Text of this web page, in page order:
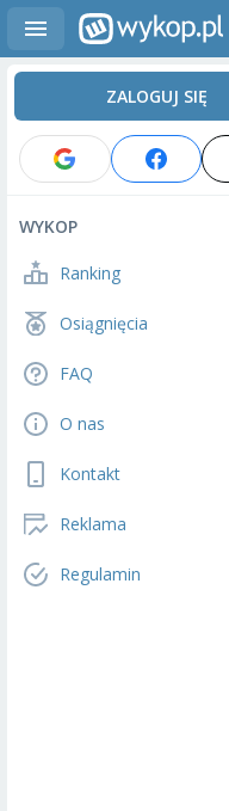
ZALOGUJ SIĘ
WYKOP
Ranking
Osiągnięcia
FAQ
O nas
Kontakt
Reklama
Regulamin